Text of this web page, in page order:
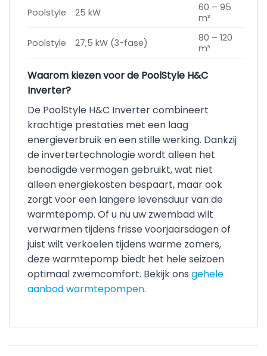
Poolstyle 25 kW
60 – 95
m³
Poolstyle 27,5 kW (3-fase)
80 – 120
m³
Waarom kiezen voor de PoolStyle H&C
Inverter?
De PoolStyle H&C Inverter combineert
krachtige prestaties met een laag
energieverbruik en een stille werking. Dankzij
de invertertechnologie wordt alleen het
benodigde vermogen gebruikt, wat niet
alleen energiekosten bespaart, maar ook
zorgt voor een langere levensduur van de
warmtepomp. Of u nu uw zwembad wilt
verwarmen tijdens frisse voorjaarsdagen of
juist wilt verkoelen tijdens warme zomers,
deze warmtepomp biedt het hele seizoen
optimaal zwemcomfort. Bekijk ons gehele
aanbod warmtepompen.